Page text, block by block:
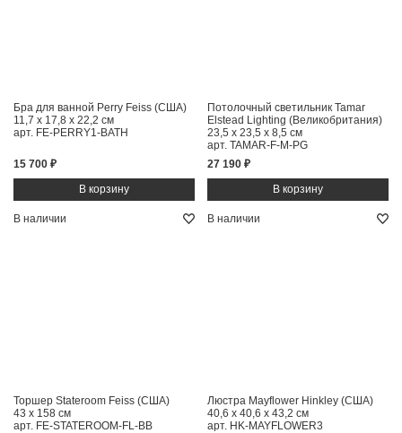
Бра для ванной Perry Feiss (США)
11,7 x 17,8 x 22,2 см
арт. FE-PERRY1-BATH
15 700 ₽
Потолочный светильник Tamar
Elstead Lighting (Великобритания)
23,5 x 23,5 x 8,5 см
арт. TAMAR-F-M-PG
27 190 ₽
В наличии
Торшер Stateroom Feiss (США)
43 x 158 см
арт. FE-STATEROOM-FL-BB
В наличии
Люстра Mayflower Hinkley (США)
40,6 x 40,6 x 43,2 см
арт. HK-MAYFLOWER3